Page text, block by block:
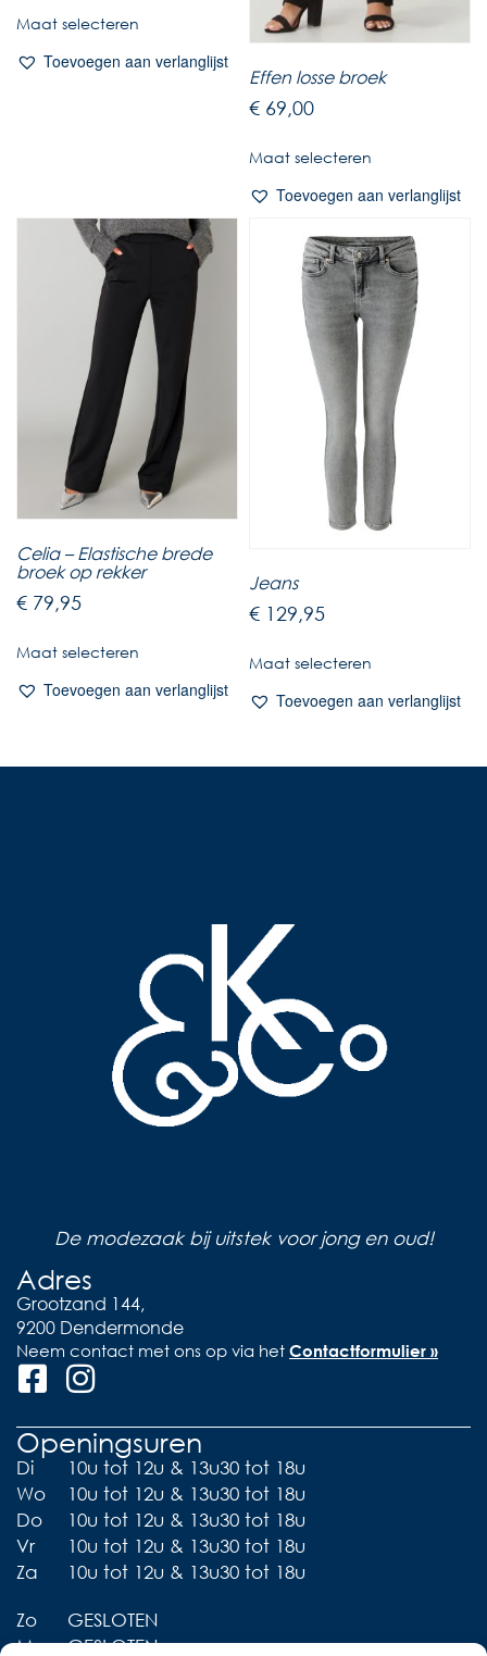
Maat selecteren
Toevoegen aan verlanglijst
Effen losse broek
€ 69,00
Maat selecteren
Toevoegen aan verlanglijst
Celia – Elastische brede
broek op rekker
€ 79,95
Maat selecteren
Toevoegen aan verlanglijst
Jeans
€ 129,95
Maat selecteren
Toevoegen aan verlanglijst
De modezaak bij uitstek voor jong en oud!
Adres
Grootzand 144,
9200 Dendermonde
Neem contact met ons op via het Contactformulier »
Openingsuren
Di
10u tot 12u & 13u30 tot 18u
Wo
10u tot 12u & 13u30 tot 18u
Do
10u tot 12u & 13u30 tot 18u
Vr
10u tot 12u & 13u30 tot 18u
Za
10u tot 12u & 13u30 tot 18u
Zo
GESLOTEN
Ma
GESLOTEN